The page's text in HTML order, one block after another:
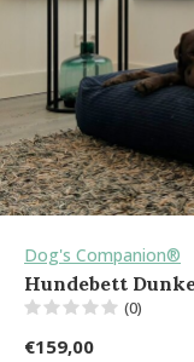
Dog's Companion®
Hundebett
(0)
€159,00